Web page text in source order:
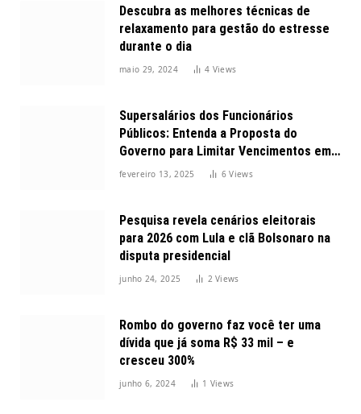
Descubra as melhores técnicas de
relaxamento para gestão do estresse
durante o dia
maio 29, 2024 4 Views
Supersalários dos Funcionários
Públicos: Entenda a Proposta do
Governo para Limitar Vencimentos em
2025
fevereiro 13, 2025 6Views
Pesquisa revela cenários eleitorais
para 2026 com Lula e clã Bolsonaro na
disputa presidencial
junho 24, 2025 2Views
Rombo do governo faz você ter uma
dívida que já soma R$ 33 mil – e
cresceu 300%
junho 6, 2024 1 Views